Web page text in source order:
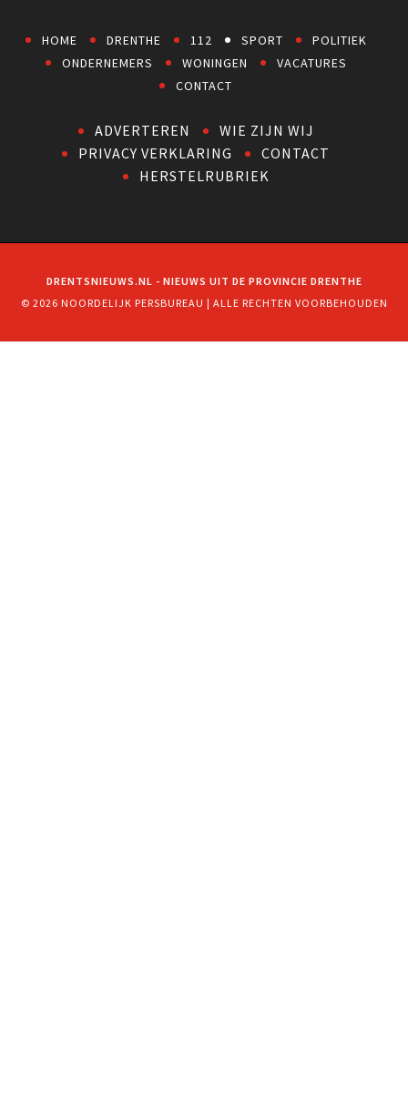
HOME DRENTHE 112 SPORT
POLITIEK
ONDERNEMERS
WONINGEN
VACATURES
CONTACT
ADVERTEREN
WIE ZIJN WIJ
PRIVACY VERKLARING
CONTACT
HERSTELRUBRIEK
DRENTSNIEUWS.NL - NIEUWS UIT DE PROVINCIE DRENTHE
© 2026 NOORDELIJK PERSBUREAU | ALLE RECHTEN VOORBEHOUDEN